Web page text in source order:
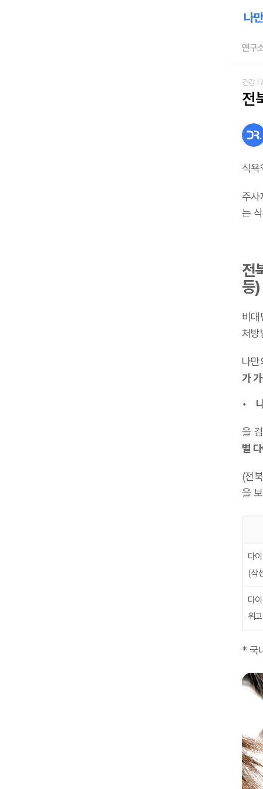
연구
건강
전
식욕
주사
는
전
등
비대
처방
나만
가
을
별
(전
을
다
(삭
다
위
* 국